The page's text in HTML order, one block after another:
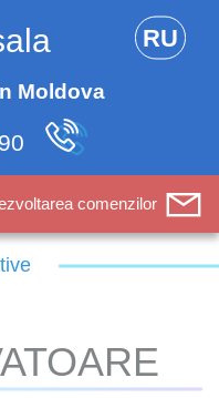
Moldova
RU
comenzilor